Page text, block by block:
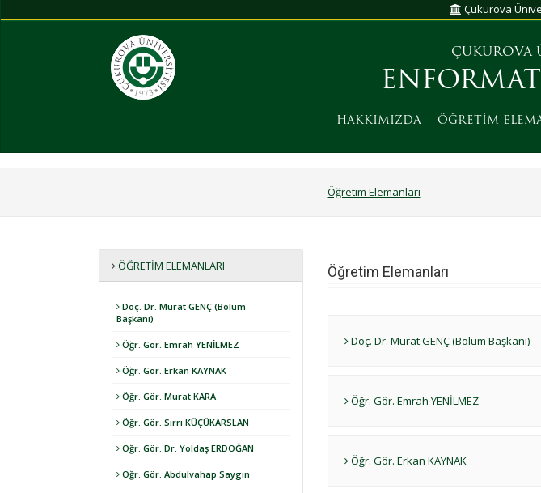
Çukurova
ÇUKUROVA
HAKKIMIZDA ÖĞRETİM
Öğretim Elemanları
ÖĞRETIM ELEMANLARI
Doç. Dr. Murat GENÇ (Bölüm
Başkanı)
Öğr. Gör. Emrah YENİLMEZ
Öğr. Gör. Erkan KAYNAK
Öğr. Gör. Murat KARA
Öğr. Gör. Sırrı KÜÇÜKARSLAN
Öğr. Gör. Dr. Yoldaş ERDOĞAN
Öğr. Gör. Abdulvahap Saygın
Öğretim Elemanları
Doç. Dr. Murat GENÇ (Bölüm Başkanı)
Öğr. Gör. Emrah YENİLMEZ
Öğr. Gör. Erkan KAYNAK